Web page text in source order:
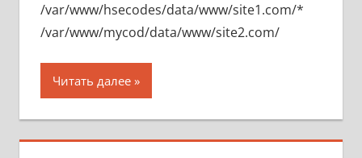
/var/www/hsecodes/data/www/site1.com/*
/var/www/mycod/data/www/site2.com/
Читать далее